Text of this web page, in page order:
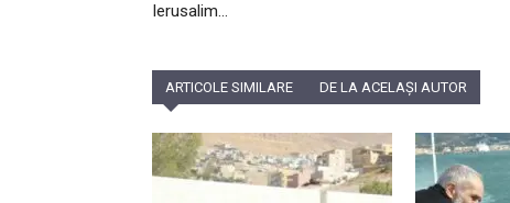
Ierusalim…
ARTICOLE SIMILARE DE LA ACELAȘI AUTOR